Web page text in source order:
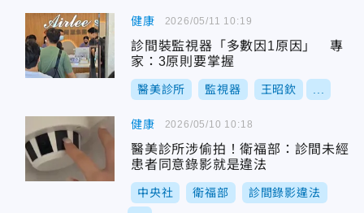
健康
診間裝監視器「多數因1原因」 專
家：3原則要掌握
醫美診所 監視器 王昭欽
2026/05/11 10:19
健康
醫美診所涉偷拍！衛福部：診間未經
患者同意錄影就是違法
中央社 衛福部 診間錄影違法
2026/05/10 10:18